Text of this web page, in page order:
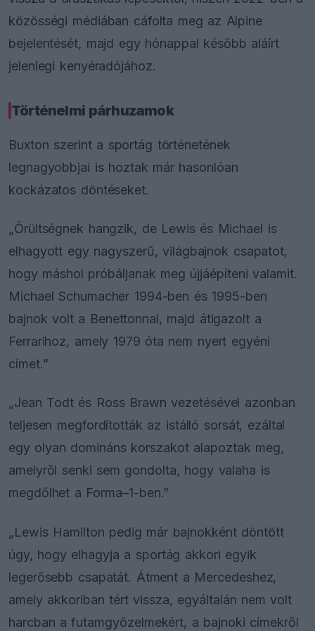
közösségi médiában cáfolta meg az Alpine
bejelentését, majd egy hónappal később aláírt
jelenlegi kenyéradójához.
Történelmi párhuzamok
Buxton szerint a sportág történetének
legnagyobbjai is hoztak már hasonlóan
kockázatos döntéseket.
„Őrültségnek hangzik, de Lewis és Michael is
elhagyott egy nagyszerű, világbajnok csapatot,
hogy máshol próbáljanak meg újjáépíteni valamit.
Michael Schumacher 1994-ben és 1995-ben
bajnok volt a Benettonnal, majd átigazolt a
Ferrarihoz, amely 1979 óta nem nyert egyéni
címet.”
„Jean Todt és Ross Brawn vezetésével azonban
teljesen megfordították az istálló sorsát, ezáltal
egy olyan domináns korszakot alapoztak meg,
amelyről senki sem gondolta, hogy valaha is
megdőlhet a Forma–1-ben.”
„Lewis Hamilton pedig már bajnokként döntött
úgy, hogy elhagyja a sportág akkori egyik
legerősebb csapatát. Átment a Mercedeshez,
amely akkoriban tért vissza, egyáltalán nem volt
harcban a futamgyőzelmekért, a bajnoki címekről